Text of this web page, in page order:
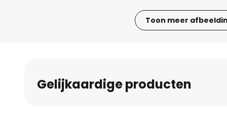
Toon meer
vanGelijkaardige producten